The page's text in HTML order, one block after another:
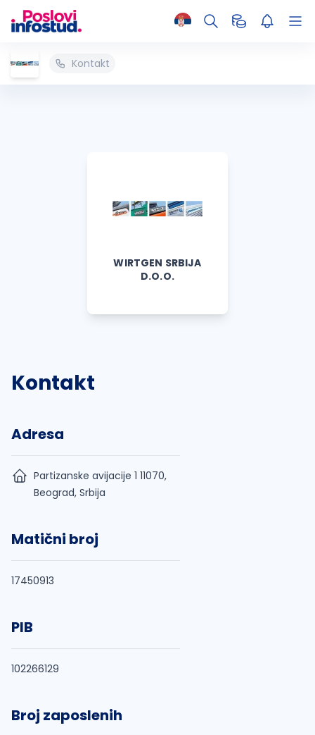
Kontakt
WIRTGEN SRBIJA
D.O.O.
Kontakt
Adresa
Partizanske avijacije 1 11070,
Beograd, Srbija
Matični broj
17450913
PIB
102266129
Broj zaposlenih